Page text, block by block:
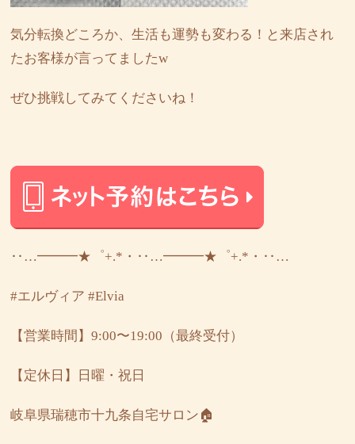
気分転換どころか、生活も運勢も変わる！と来店され
たお客様が言ってましたw
ぜひ挑戦してみてくださいね！
‥…━━━★゜+.*・‥…━━━★゜+.*・‥…
#エルヴィア #Elvia
【営業時間】9:00〜19:00（最終受付）
【定休日】日曜・祝日
岐阜県瑞穂市十九条自宅サロン🏠